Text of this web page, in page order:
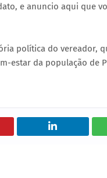
e anuncio aqui que
política do vereador,
estar da população de